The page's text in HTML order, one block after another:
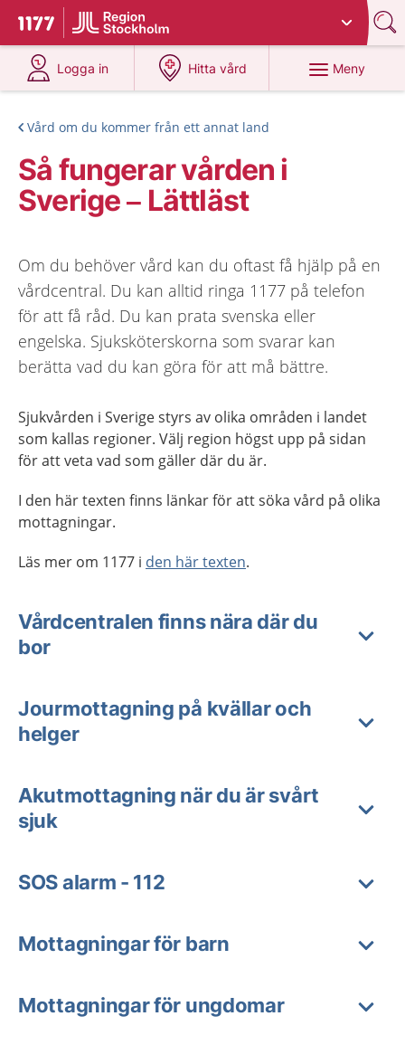
Till startsidan för 1177
Du har valt region
Logga in
på 1177.se
Hitta vård
på 1177.se
Meny
Vård om du kommer från ett annat land
Så fungerar vården i
Sverige – Lättläst
Om du behöver vård kan du oftast få hjälp på en
vårdcentral. Du kan alltid ringa 1177 på telefon
för att få råd. Du kan prata svenska eller
engelska. Sjuksköterskorna som svarar kan
berätta vad du kan göra för att må bättre.
Sjukvården i Sverige styrs av olika områden i landet
som kallas regioner. Välj region högst upp på sidan
för att veta vad som gäller där du är.
I den här texten finns länkar för att söka vård på olika
mottagningar.
Läs mer om 1177 i den här texten.
Vårdcentralen finns nära där du
bor
Jourmottagning på kvällar och
helger
Akutmottagning när du är svårt
sjuk
SOS alarm - 112
Mottagningar för barn
Mottagningar för ungdomar